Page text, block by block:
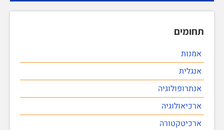
תחומים
אמנות
אנגלית
אנתרופולוגיה
ארכיאולוגיה
ארכיטקטורה